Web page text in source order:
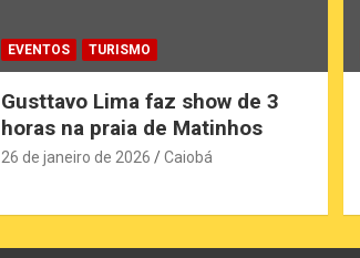
EVENTOS TURISMO
Gusttavo Lima faz show de 3
horas na praia de Matinhos
26 de janeiro de 2026 Caiobá